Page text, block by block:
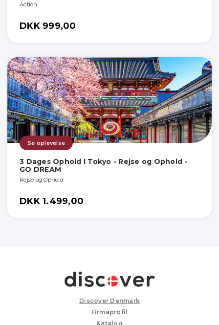
Action
DKK 999,00
Se oplevelse
3 Dages Ophold I Tokyo - Rejse og Ophold -
GO DREAM
Rejse og Ophold
DKK 1.499,00
Discover Denmark
Firmaprofil
Katalog